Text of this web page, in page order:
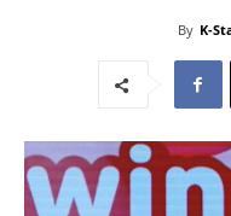
By K-